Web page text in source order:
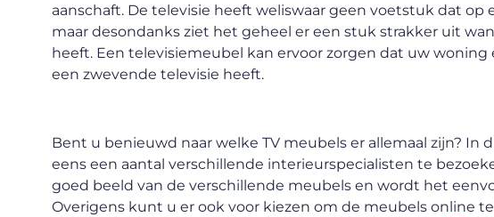
aanschaft. De televisie heeft weliswaar geen voetstuk dat
maar desondanks ziet het geheel er een stuk strakker uit
heeft. Een televisiemeubel kan ervoor zorgen dat uw woning
een zwevende televisie heeft.
Bent u benieuwd naar welke TV meubels er allemaal zijn? In
eens een aantal verschillende interieurspecialisten te
goed beeld van de verschillende meubels en wordt het
Overigens kunt u er ook voor kiezen om de meubels online